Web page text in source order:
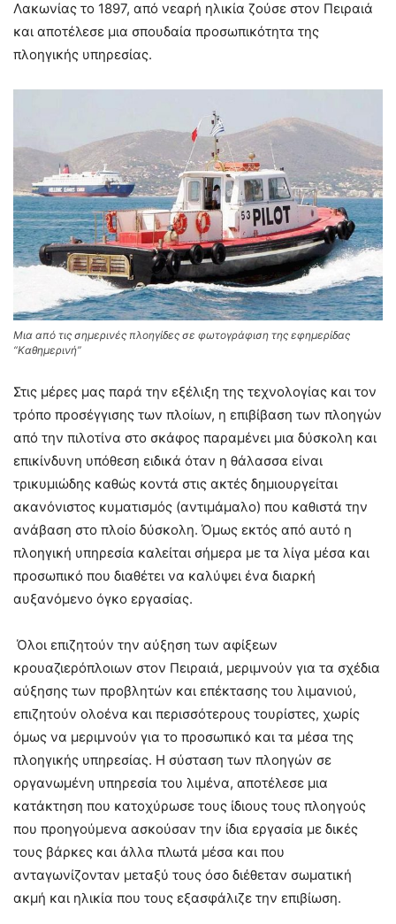
Λακωνίας το 1897, από νεαρή ηλικία ζούσε στον Πειραιά
και αποτέλεσε μια σπουδαία προσωπικότητα της
πλοηγικής υπηρεσίας.
Μια από τις σημερινές πλοηγίδες σε φωτογράφιση της εφημερίδας
“Καθημερινή”
Στις μέρες μας παρά την εξέλιξη της τεχνολογίας και τον
τρόπο προσέγγισης των πλοίων, η επιβίβαση των πλοηγών
από την πιλοτίνα στο σκάφος παραμένει μια δύσκολη και
επικίνδυνη υπόθεση ειδικά όταν η θάλασσα είναι
τρικυμιώδης καθώς κοντά στις ακτές δημιουργείται
ακανόνιστος κυματισμός (αντιμάμαλο) που καθιστά την
ανάβαση στο πλοίο δύσκολη. Όμως εκτός από αυτό η
πλοηγική υπηρεσία καλείται σήμερα με τα λίγα μέσα και
προσωπικό που διαθέτει να καλύψει ένα διαρκή
αυξανόμενο όγκο εργασίας.
Όλοι επιζητούν την αύξηση των αφίξεων
κρουαζιερόπλοιων στον Πειραιά, μεριμνούν για τα σχέδια
αύξησης των προβλητών και επέκτασης του λιμανιού,
επιζητούν ολοένα και περισσότερους τουρίστες, χωρίς
όμως να μεριμνούν για το προσωπικό και τα μέσα της
πλοηγικής υπηρεσίας. Η σύσταση των πλοηγών σε
οργανωμένη υπηρεσία του λιμένα, αποτέλεσε μια
κατάκτηση που κατοχύρωσε τους ίδιους τους πλοηγούς
που προηγούμενα ασκούσαν την ίδια εργασία με δικές
τους βάρκες και άλλα πλωτά μέσα και που
ανταγωνίζονταν μεταξύ τους όσο διέθεταν σωματική
ακμή και ηλικία που τους εξασφάλιζε την επιβίωση.